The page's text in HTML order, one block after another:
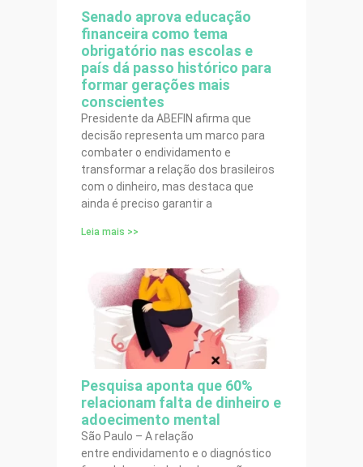
Senado aprova educação
financeira como tema
obrigatório nas escolas e
país dá passo histórico para
formar gerações mais
conscientes
Presidente da ABEFIN afirma que
decisão representa um marco para
combater o endividamento e
transformar a relação dos brasileiros
com o dinheiro, mas destaca que
ainda é preciso garantir a
Leia mais >>
Pesquisa aponta que 60%
relacionam falta de dinheiro e
adoecimento mental
São Paulo – A relação
entre endividamento e o diagnóstico